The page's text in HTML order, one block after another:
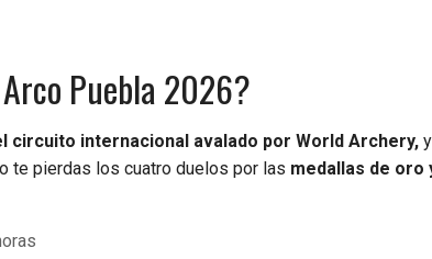
Puebla 2026?
circuito internacional avalado por World Archery, y
te pierdas los cuatro duelos por las medallas de oro